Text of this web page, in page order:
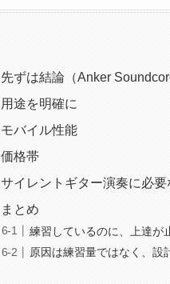
先ずは結論（Anker
用途を明確に
モバイル性能
価格帯
サイレントギター演奏に必要
まとめ
練習しているのに、上達が
原因は練習量ではなく、設